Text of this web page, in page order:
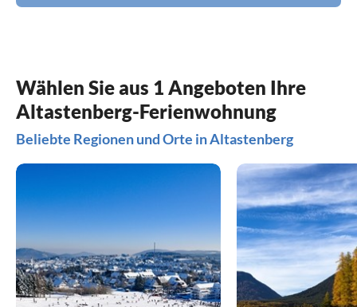
Wählen Sie aus 1 Angeboten Ihre
Altastenberg-Ferienwohnung
Beliebte Regionen und Orte in Altastenberg